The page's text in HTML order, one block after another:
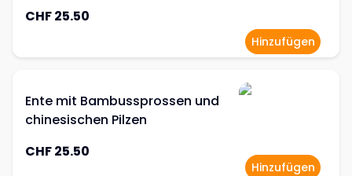
CHF 25.50
Hinzufügen
Ente mit Bambussprossen und
chinesischen Pilzen
CHF 25.50
Hinzufügen